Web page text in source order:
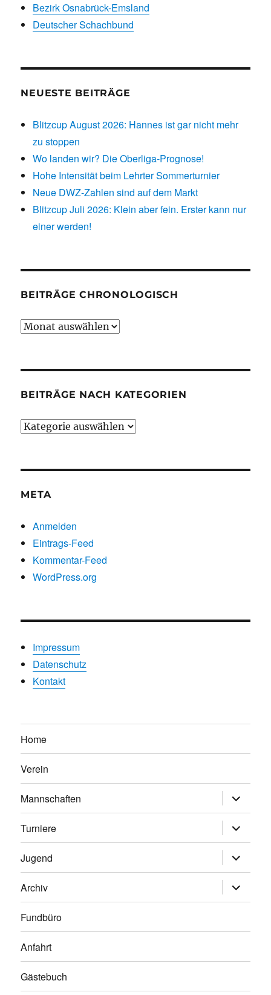
Bezirk Osnabrück-Emsland
Deutscher Schachbund
NEUESTE BEITRÄGE
Blitzcup August 2026: Hannes ist gar nicht mehr
zu stoppen
Wo landen wir? Die Oberliga-Prognose!
Hohe Intensität beim Lehrter Sommerturnier
Neue DWZ-Zahlen sind auf dem Markt
Blitzcup Juli 2026: Klein aber fein. Erster kann nur
einer werden!
BEITRÄGE CHRONOLOGISCH
Beiträge
BEITRÄGE NACH KATEGORIEN
Beiträge
META
Anmelden
Eintrags-Feed
Kommentar-Feed
WordPress.org
Impressum
Datenschutz
Kontakt
Home
Verein
Mannschaften
anzeigen
Turniere
anzeigen
Jugend
anzeigen
Archiv
anzeigen
Fundbüro
Anfahrt
Gästebuch